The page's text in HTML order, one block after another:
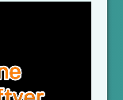
, több